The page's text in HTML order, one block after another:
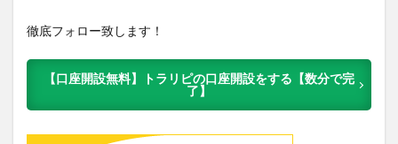
徹底フォロー致します！
【口座開設無料】トラリピの口座開設をする【数分で完
了】